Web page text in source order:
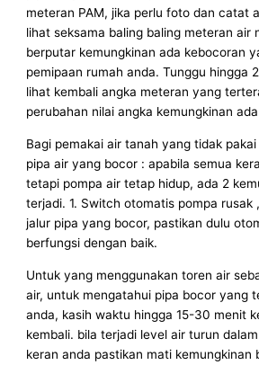
meteran PAM, jika perlu foto dan catat
lihat seksama baling baling meteran air
berputar kemungkinan ada kebocoran
pemipaan rumah anda. Tunggu hingga
lihat kembali angka meteran yang
perubahan nilai angka kemungkinan
Bagi pemakai air tanah yang tidak
pipa air yang bocor : apabila semua
tetapi pompa air tetap hidup, ada 2
terjadi. 1. Switch otomatis pompa rusak
jalur pipa yang bocor, pastikan dulu
berfungsi dengan baik.
Untuk yang menggunakan toren air
air, untuk mengatahui pipa bocor yang
anda, kasih waktu hingga 15-30 menit
kembali. bila terjadi level air turun
keran anda pastikan mati kemungkinan